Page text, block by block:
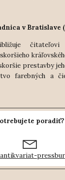
v Bratislave
čitateľovi
prestavby
farebných a
poradiť?